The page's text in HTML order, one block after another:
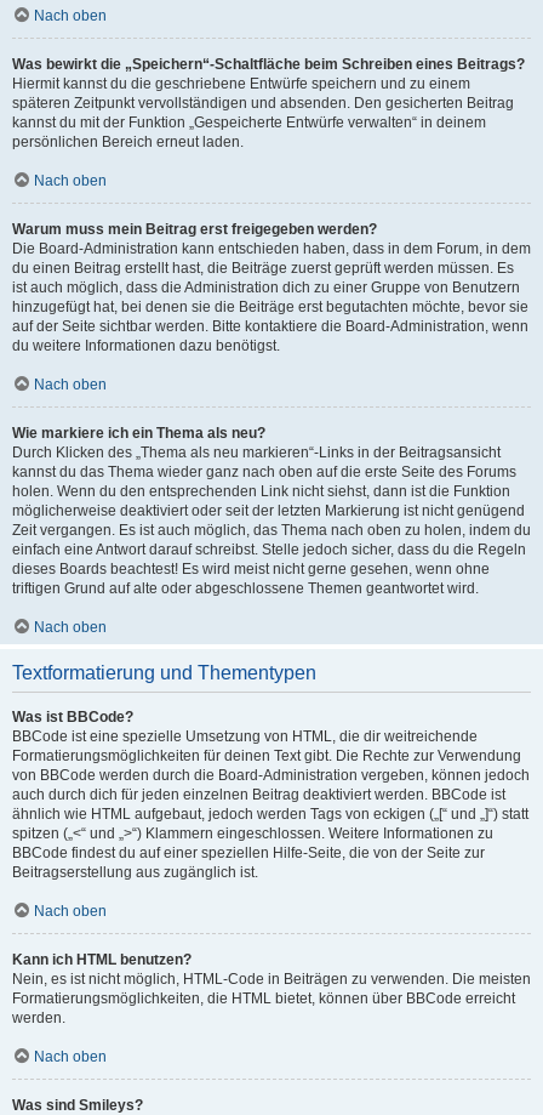
Nach oben
Was bewirkt die „Speichern“-Schaltfläche beim Schreiben eines Beitrags?
Hiermit kannst du die geschriebene Entwürfe speichern und zu einem
späteren Zeitpunkt vervollständigen und absenden. Den gesicherten Beitrag
kannst du mit der Funktion „Gespeicherte Entwürfe verwalten“ in deinem
persönlichen Bereich erneut laden.
Nach oben
Warum muss mein Beitrag erst freigegeben werden?
Die Board-Administration kann entschieden haben, dass in dem Forum, in dem
du einen Beitrag erstellt hast, die Beiträge zuerst geprüft werden müssen. Es
ist auch möglich, dass die Administration dich zu einer Gruppe von Benutzern
hinzugefügt hat, bei denen sie die Beiträge erst begutachten möchte, bevor sie
auf der Seite sichtbar werden. Bitte kontaktiere die Board-Administration, wenn
du weitere Informationen dazu benötigst.
Nach oben
Wie markiere ich ein Thema als neu?
Durch Klicken des „Thema als neu markieren“-Links in der Beitragsansicht
kannst du das Thema wieder ganz nach oben auf die erste Seite des Forums
holen. Wenn du den entsprechenden Link nicht siehst, dann ist die Funktion
möglicherweise deaktiviert oder seit der letzten Markierung ist nicht genügend
Zeit vergangen. Es ist auch möglich, das Thema nach oben zu holen, indem du
einfach eine Antwort darauf schreibst. Stelle jedoch sicher, dass du die Regeln
dieses Boards beachtest! Es wird meist nicht gerne gesehen, wenn ohne
triftigen Grund auf alte oder abgeschlossene Themen geantwortet wird.
Nach oben
Textformatierung und Thementypen
Was ist BBCode?
BBCode ist eine spezielle Umsetzung von HTML, die dir weitreichende
Formatierungsmöglichkeiten für deinen Text gibt. Die Rechte zur Verwendung
von BBCode werden durch die Board-Administration vergeben, können jedoch
auch durch dich für jeden einzelnen Beitrag deaktiviert werden. BBCode ist
ähnlich wie HTML aufgebaut, jedoch werden Tags von eckigen („[“ und „]“) statt
spitzen („<“ und „>“) Klammern eingeschlossen. Weitere Informationen zu
BBCode findest du auf einer speziellen Hilfe-Seite, die von der Seite zur
Beitragserstellung aus zugänglich ist.
Nach oben
Kann ich HTML benutzen?
Nein, es ist nicht möglich, HTML-Code in Beiträgen zu verwenden. Die meisten
Formatierungsmöglichkeiten, die HTML bietet, können über BBCode erreicht
werden.
Nach oben
Was sind Smileys?